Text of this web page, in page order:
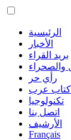
الرئيسية
الأخبار
بريد القراء
والصحراء
رأي حر
كتاب عرب
تكنولوجيا
اتصل بنا
الأرشيف
Français